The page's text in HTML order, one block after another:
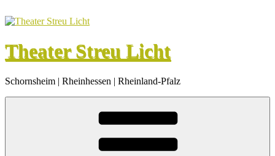
Inhalt
Theater Streu Licht
Schornsheim | Rheinhessen | Rheinland-Pfalz